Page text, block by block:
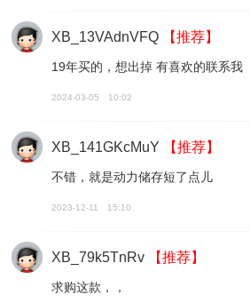
XB_13VAdnVFQ 【推荐】
19年买的，想出掉 有喜欢的联系我
2024-03-05 10:02
XB_141GKcMuY 【推荐】
不错，就是动力储存短了点儿
2023-12-11 15:10
XB_79k5TnRv 【推荐】
求购这款，，